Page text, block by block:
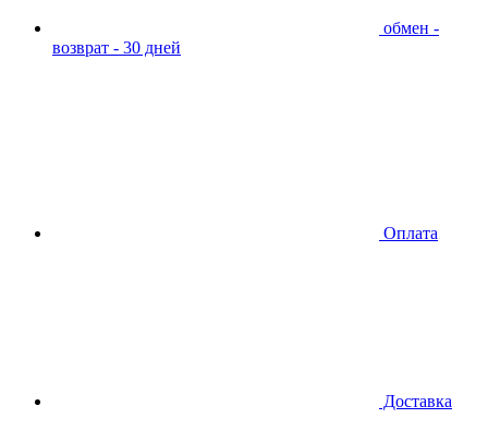
обмен -
возврат - 30 дней
Оплата
Доставка